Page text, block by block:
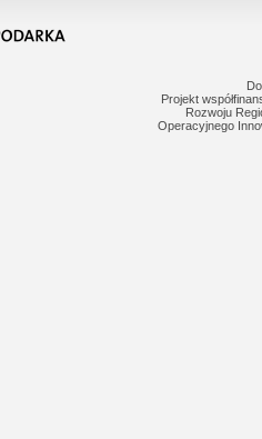
Projekt
Rozwoju
Operacyjnego